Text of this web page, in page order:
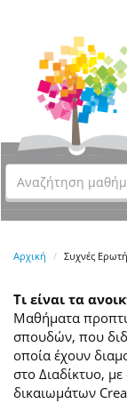
Αρχική Συχνές
Τι είναι τα
Μαθήματα
σπουδών, που
οποία έχουν
στο Διαδίκτυο,
δικαιωμάτων